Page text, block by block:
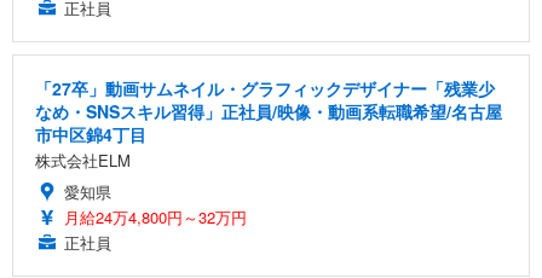
正社員
「27卒」動画サムネイル・グラフィックデザイナー「残業少
なめ・SNSスキル習得」正社員/映像・動画系転職希望/名古屋
市中区錦4丁目
株式会社ELM
愛知県
月給24万4,800円～32万円
正社員